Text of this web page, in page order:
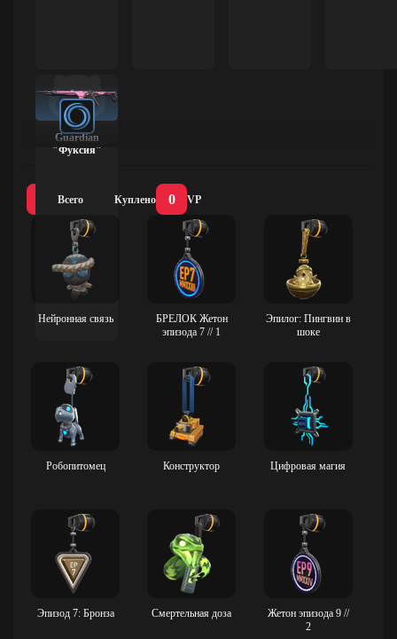
Guardian
"Фуксия"
Всего Куплено 0 VP
Нейронная связь
БРЕЛОК Жетон
эпизода 7 // 1
Эпилог: Пингвин в
шоке
Робопитомец Конструктор Цифровая магия
Эпизод 7: Бронза Смертельная доза
Жетон эпизода 9 //
2